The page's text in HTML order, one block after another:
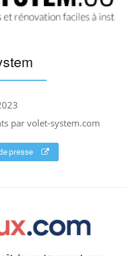
par volet-system.com
presse